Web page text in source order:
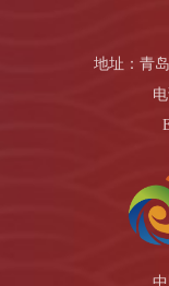
地址：青